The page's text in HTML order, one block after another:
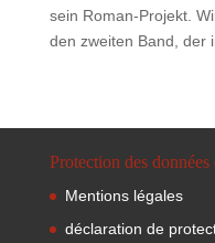
sein Roman-Projekt.
den zweiten Band, der
Protection des
Mentions légales
déclaration de